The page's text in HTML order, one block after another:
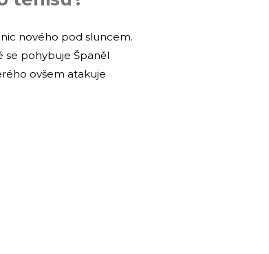
nového pod sluncem.
se pohybuje Španěl
ovšem atakuje